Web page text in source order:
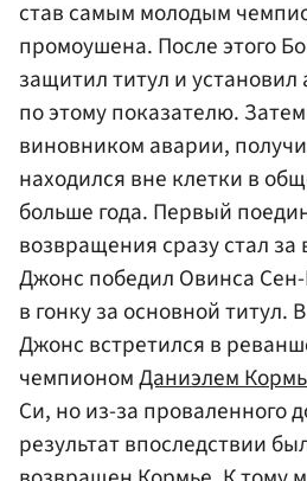
став самым молодым
промоушена. После этого
защитил титул и
по этому показателю.
виновником аварии,
находился вне клетки в
больше года. Первый
возвращения сразу стал
Джонс победил Овинса
в гонку за основной титул.
Джонс встретился в
чемпиономДаниэлем
Си, но из-за проваленного
результат впоследствии